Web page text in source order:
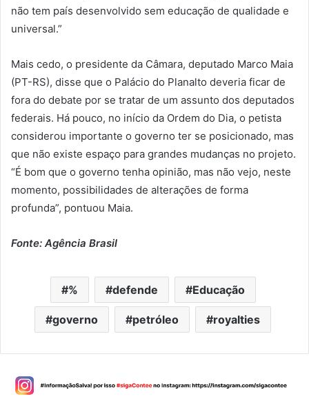
não tem país desenvolvido sem educação de qualidade e
universal.”
Mais cedo, o presidente da Câmara, deputado Marco Maia
(PT-RS), disse que o Palácio do Planalto deveria ficar de
fora do debate por se tratar de um assunto dos deputados
federais. Há pouco, no início da Ordem do Dia, o petista
considerou importante o governo ter se posicionado, mas
que não existe espaço para grandes mudanças no projeto.
“É bom que o governo tenha opinião, mas não vejo, neste
momento, possibilidades de alterações de forma
profunda”, pontuou Maia.
Fonte: Agência Brasil
% defende Educação
governo petróleo royalties